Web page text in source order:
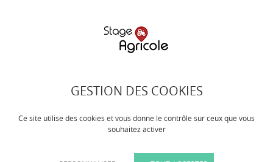
GESTION DES COOKIES
Ce site utilise des cookies et vous donne le contrôle sur ceux que vous
souhaitez activer